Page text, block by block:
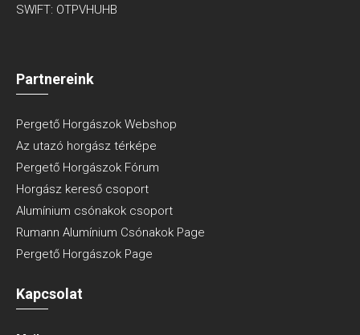
SWIFT: OTPVHUHB
Partnereink
Pergető Horgászok Webshop
Az utazó horgász térképe
Pergető Horgászok Fórum
Horgász kereső csoport
Alumínium csónakok csoport
Rumann Alumínium Csónakok Page
Pergető Horgászok Page
Kapcsolat